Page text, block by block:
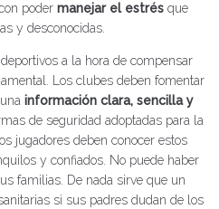
poder manejar el estrés que
y desconocidas.
a la hora de compensar
Los clubes deben fomentar
información clara, sencilla y
de seguridad adoptadas para la
jugadores deben conocer estos
y confiados. No puede haber
familias. De nada sirve que un
si sus padres dudan de los